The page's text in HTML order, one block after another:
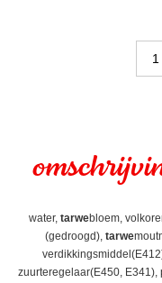
water, tarwebloem,
(gedroogd), tarwe
zuurteregelaar(E450,